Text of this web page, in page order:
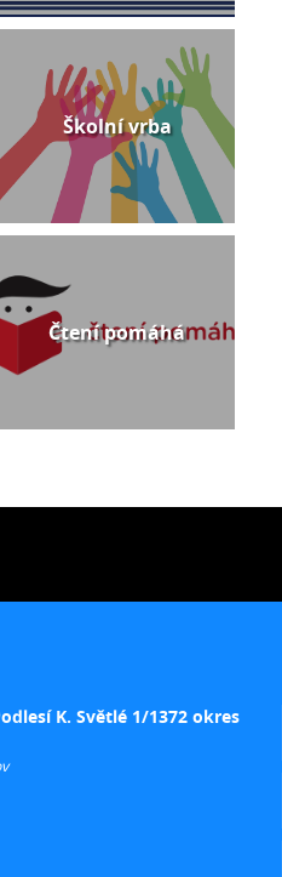
Školní vrba
Čtení pomáhá
K. Světlé 1/1372 okres